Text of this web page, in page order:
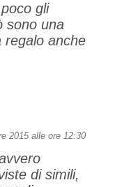
gli
sono una
regalo anche
2015 alle ore 12:30
di simili,